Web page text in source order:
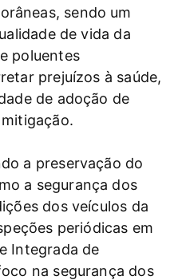
sendo um
de vida da
poluentes
prejuízos à saúde,
de adoção de
a preservação do
a segurança dos
dos veículos da
periódicas em
Integrada de
na segurança dos